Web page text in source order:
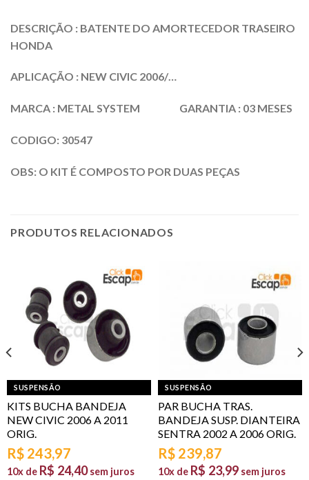
DESCRIÇÃO : BATENTE DO AMORTECEDOR TRASEIRO
HONDA
APLICAÇÃO : NEW CIVIC 2006/…
MARCA : METAL SYSTEM GARANTIA : 03 MESES
CODIGO: 30547
OBS: O KIT É COMPOSTO POR DUAS PEÇAS
PRODUTOS RELACIONADOS
SUSPENSÃO
KITS BUCHA BANDEJA
NEW CIVIC 2006 A 2011
ORIG.
R$ 243,97
10x de R$ 24,40 sem juros
SUSPENSÃO
PAR BUCHA TRAS.
BANDEJA SUSP. DIANTEIRA
SENTRA 2002 A 2006 ORIG.
R$ 239,87
10x de R$ 23,99 sem juros